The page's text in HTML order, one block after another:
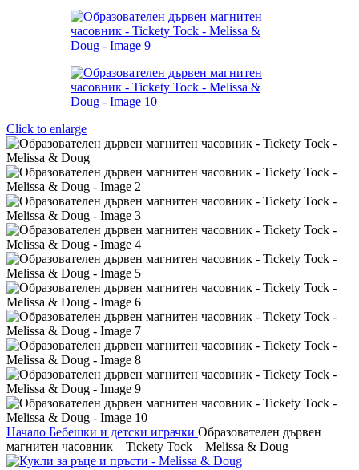
Click to enlarge
Начало Бебешки и детски играчки Образователен дървен
магнитен часовник – Tickety Tock – Melissa & Doug